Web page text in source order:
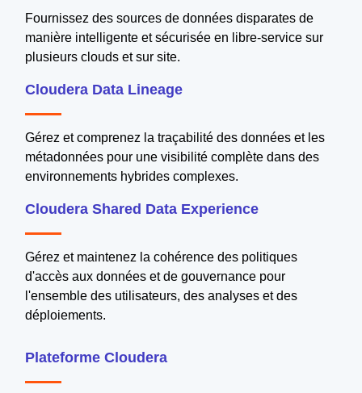
Fournissez des sources de données disparates de
manière intelligente et sécurisée en libre-service sur
plusieurs clouds et sur site.
Cloudera Data Lineage
Gérez et comprenez la traçabilité des données et les
métadonnées pour une visibilité complète dans des
environnements hybrides complexes.
Cloudera Shared Data Experience
Gérez et maintenez la cohérence des politiques
d'accès aux données et de gouvernance pour
l'ensemble des utilisateurs, des analyses et des
déploiements.
Plateforme Cloudera